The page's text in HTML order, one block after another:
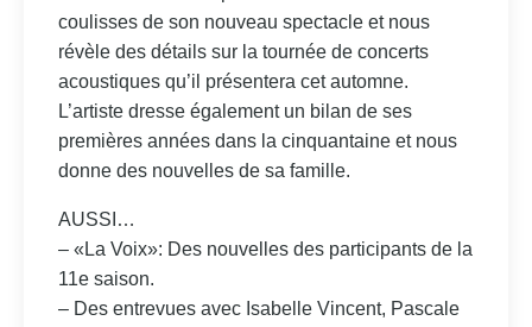
coulisses de son nouveau spectacle et nous
révèle des détails sur la tournée de concerts
acoustiques qu’il présentera cet automne.
L’artiste dresse également un bilan de ses
premières années dans la cinquantaine et nous
donne des nouvelles de sa famille.
AUSSI…
– «La Voix»: Des nouvelles des participants de la
11e saison.
– Des entrevues avec Isabelle Vincent, Pascale